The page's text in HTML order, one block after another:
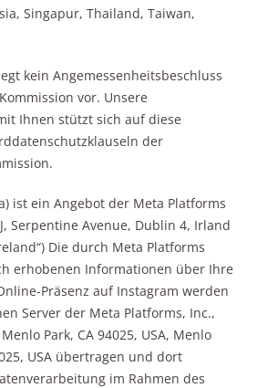
Singapur, Thailand, Taiwan,
kein Angemessenheitsbeschluss
vor. Unsere
Ihnen stützt sich auf diese
der
ist ein Angebot der Meta Platforms
Serpentine Avenue, Dublin 4, Irland
Die durch Meta Platforms
erhobenen Informationen über Ihre
Präsenz auf Instagram werden
Server der Meta Platforms, Inc.,
Park, CA 94025, USA, Menlo
USA übertragen und dort
im Rahmen des